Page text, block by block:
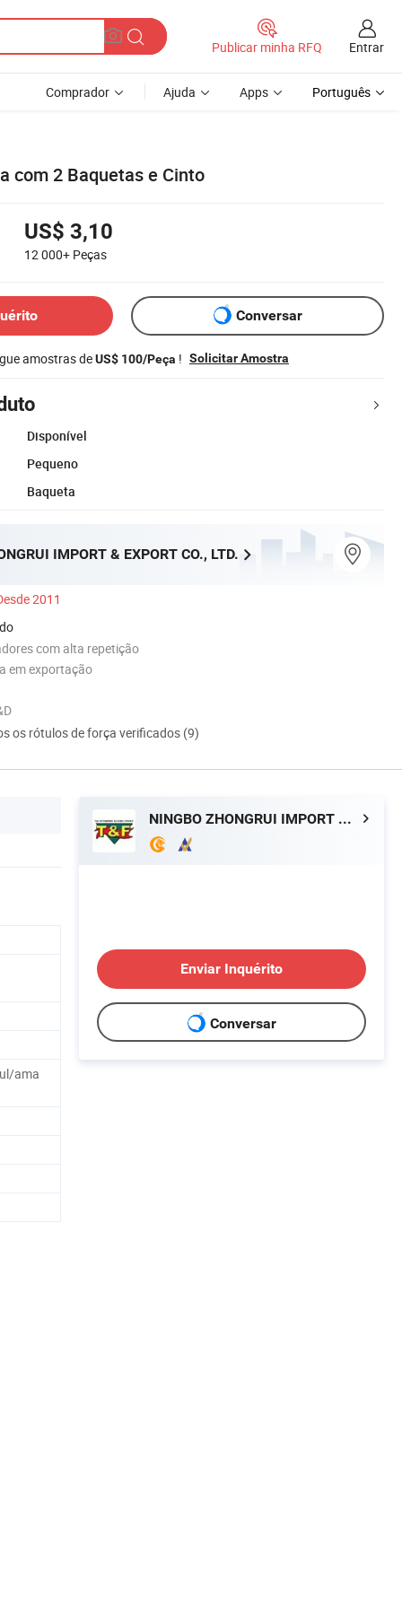
Publicar minha RFQ Entrar
Comprador Ajuda Apps Português
com 2 Baquetas e Cinto
US$ 3,10
12 000+ Peças
Conversar
amostras deUS$ 100/Peça ! Solicitar Amostra
Disponível
Pequeno
Baqueta
IMPORT & EXPORT CO., LTD.
2011
com alta repetição
em exportação
os rótulos de força verificados (9)
ama
NINGBO ZHONGRUI IMPORT & EXPORT CO., LTD.
Enviar Inquérito
Conversar